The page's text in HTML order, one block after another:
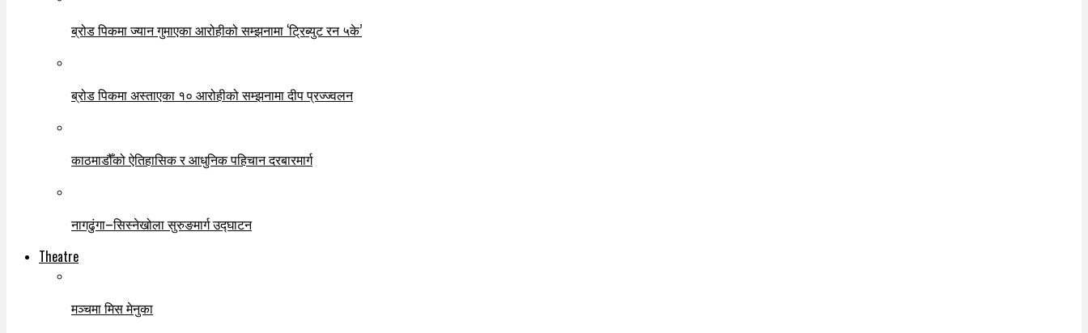
ब्रोड पिकमा ज्यान गुमाएका आरोहीको सम्झनामा ‘ट्रिब्युट रन ५के’
ब्रोड पिकमा अस्ताएका १० आरोहीको सम्झनामा दीप प्रज्ज्वलन
काठमाडौँको ऐतिहासिक र आधुनिक पहिचान दरबारमार्ग
नागढुंगा–सिस्नेखोला सुरुङमार्ग उद्घाटन
Theatre
मञ्चमा मिस मेनुका